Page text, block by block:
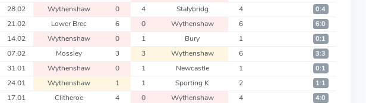
28.02 Wythenshaw 0 4 Stalybridg 4 0:4
21.02 Lower Brec 6 0 Wythenshaw 6 6:0
14.02 Wythenshaw 0 1 Bury 1 0:1
07.02 Mossley 3 3 Wythenshaw 6 3:3
31.01 Wythenshaw 0 1 Newcastle 1 0:1
24.01 Wythenshaw 1 1 Sporting K 2 1:1
17.01 Clitheroe 4 0 Wythenshaw 4 4:0